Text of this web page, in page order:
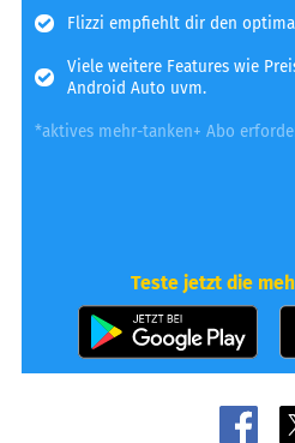
Flizzi empfiehlt dir den
Viele weitere Features wie
Android Auto uvm.
*aktives mehr-tanken+ Abo
Teste jetzt die